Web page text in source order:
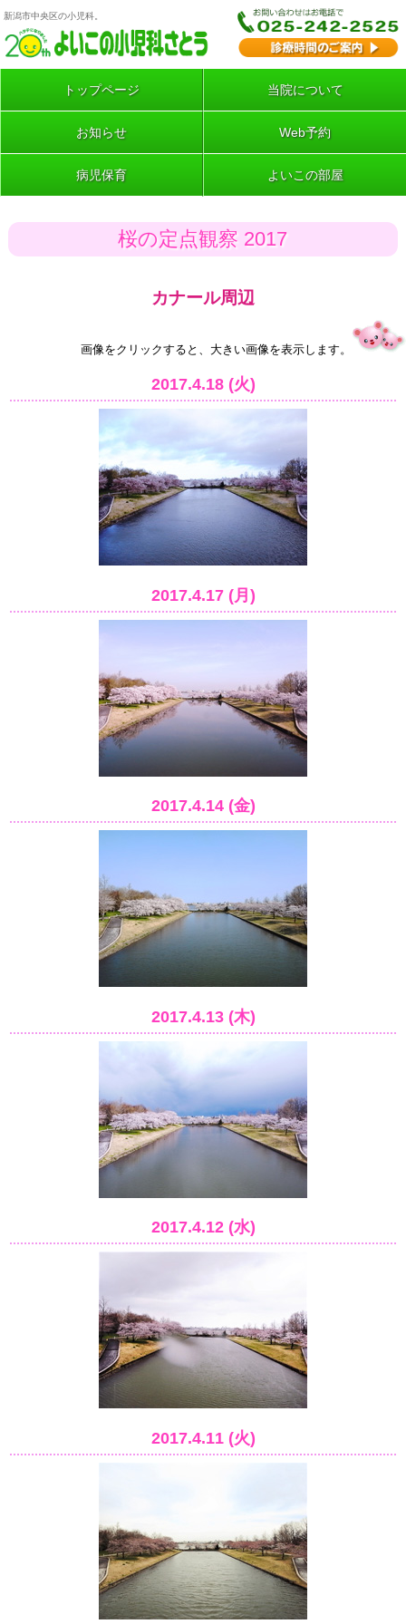
新潟市中央区の小児科。
トップページ 当院について
お知らせ Web予約
病児保育 よいこの部屋
桜の定点観察 2017
カナール周辺
画像をクリックすると、大きい画像を表示します。
2017.4.18 (火)
2017.4.17 (月)
2017.4.14 (金)
2017.4.13 (木)
2017.4.12 (水)
2017.4.11 (火)